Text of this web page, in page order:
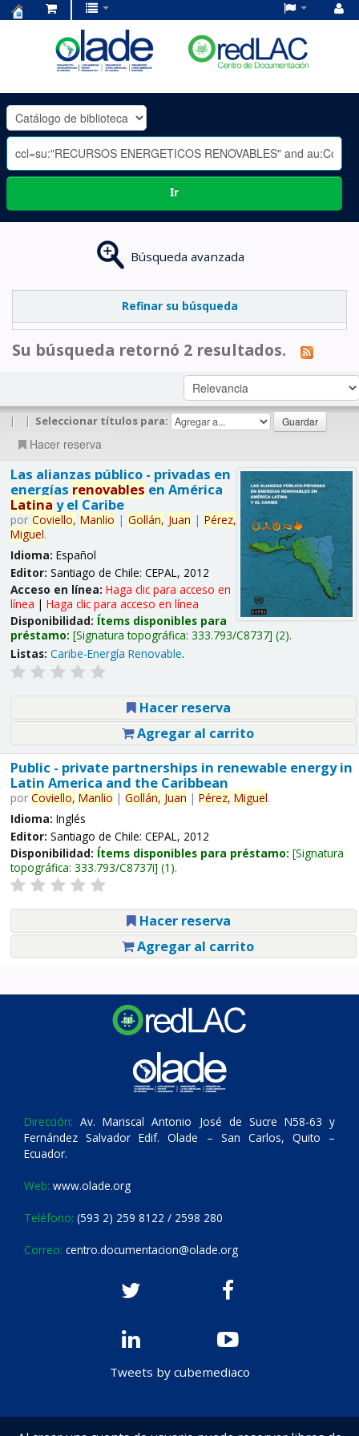
OLADE
-
Ir
Búsqueda avanzada
Refinar su búsqueda
Su búsqueda retornó 2 resultados.
| | Seleccionar títulos para:
Hacer reserva
Las alianzas público - privadas en
energías renovables en América
Latina y el Caribe
por Coviello, Manlio | Gollán, Juan | Pérez,
Miguel.
Idioma: Español
Editor: Santiago de Chile: CEPAL, 2012
Acceso en línea: Haga clic para acceso en
línea | Haga clic para acceso en línea
Disponibilidad: Ítems disponibles para
préstamo: Signatura topográfica: 333.793/C8737 (2).
Listas: Caribe-Energía Renovable.
Hacer reserva
Agregar al carrito
Public - private partnerships in renewable energy in
Latin America and the Caribbean
por Coviello, Manlio | Gollán, Juan | Pérez, Miguel.
Idioma: Inglés
Editor: Santiago de Chile: CEPAL, 2012
Disponibilidad: Ítems disponibles para préstamo: Signatura
topográfica: 333.793/C8737i (1).
Hacer reserva
Agregar al carrito
Dirección: Av. Mariscal Antonio José de Sucre N58-63 y
Fernández Salvador Edif. Olade – San Carlos, Quito –
Ecuador.
Web: www.olade.org
Teléfono: (593 2) 259 8122 / 2598 280
Correo: centro.documentacion@olade.org
Tweets by cubemediaco